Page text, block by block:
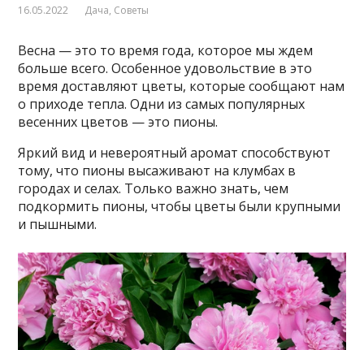
16.05.2022 Дача, Советы
Весна — это то время года, которое мы ждем
больше всего. Особенное удовольствие в это
время доставляют цветы, которые сообщают нам
о приходе тепла. Одни из самых популярных
весенних цветов — это пионы.
Яркий вид и невероятный аромат способствуют
тому, что пионы высаживают на клумбах в
городах и селах. Только важно знать, чем
подкормить пионы, чтобы цветы были крупными
и пышными.